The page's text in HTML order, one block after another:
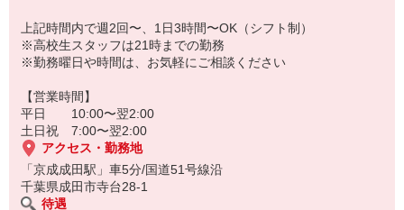
上記時間内で週2回〜、1日3時間〜OK（シフト制）
※高校生スタッフは21時までの勤務
※勤務曜日や時間は、お気軽にご相談ください
【営業時間】
平日 10:00〜翌2:00
土日祝 7:00〜翌2:00
アクセス・勤務地
「京成成田駅」車5分/国道51号線沿
千葉県成田市寺台28-1
待遇